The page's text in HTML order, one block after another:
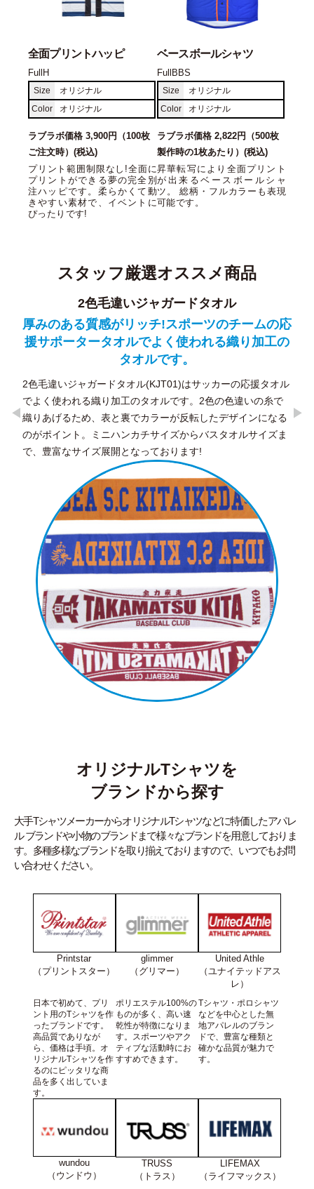
全面プリントハッピ
FullH
Size
オリジナル
Color
オリジナル
ラブラボ価格 3,900円（100枚
ご注文時）(税込)
プリント範囲制限なし!全面に
プリントができる夢の完全別
注ハッピです。柔らかくて動
きやすい素材で、イベントに
ぴったりです!
ベースボールシャツ
FullBBS
Size
オリジナル
Color
オリジナル
ラブラボ価格 2,822円（500枚
製作時の1枚あたり）(税込)
昇華転写により全面プリント
が出来るベースボールシャ
ツ。 総柄・フルカラーも表現
可能です。
スタッフ厳選オススメ商品
応
オル
る
コットンツイルローキャップ
ほどよくハリのあるツイル生地の浅めキャッ
プ。
金属クリップアジャスター付きでサイズ調節ができます。コ
ーディネートに合わせやすく、男女問わず人気の定番キャッ
プです。
オリジナルTシャツを
ブランドから探す
大手TシャツメーカーからオリジナルTシャツなどに特価したアパレ
ル ブランドや小物のブランドまで様々なブランドを用意しておりま
す。多種多様なブランドを取り揃えておりますので、いつでもお問
い合わせください。
Printstar
（プリントスター）
日本で初めて、プリ
ント用のTシャツを作
ったブランドです。
高品質でありなが
ら、価格は手頃。オ
リジナルTシャツを作
るのにピッタリな商
品を多く出していま
す。
glimmer
（グリマー）
ポリエステル100%の
ものが多く、高い速
乾性が特徴になりま
す。スポーツやアク
ティブな活動時にお
すすめできます。
United Athle
（ユナイテッドアス
レ）
Tシャツ・ポロシャツ
などを中心とした無
地アパレルのブラン
ドで、豊富な種類と
確かな品質が魅力で
す。
wundou
（ウンドウ）
TRUSS
（トラス）
LIFEMAX
（ライフマックス）